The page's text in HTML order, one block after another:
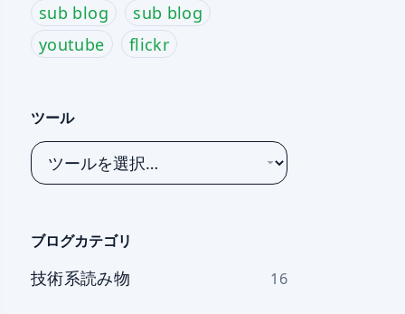
sub blog
sub blog
youtube
flickr
ツール
ツ
ー
を
選
択
ブログカテゴリ
技術系読み物 16